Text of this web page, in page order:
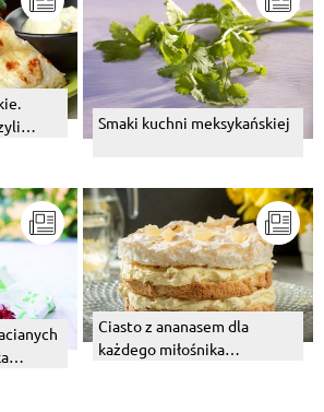
Smaki kuchni meksykańskiej
Ciasto z ananasem dla
każdego miłośnika